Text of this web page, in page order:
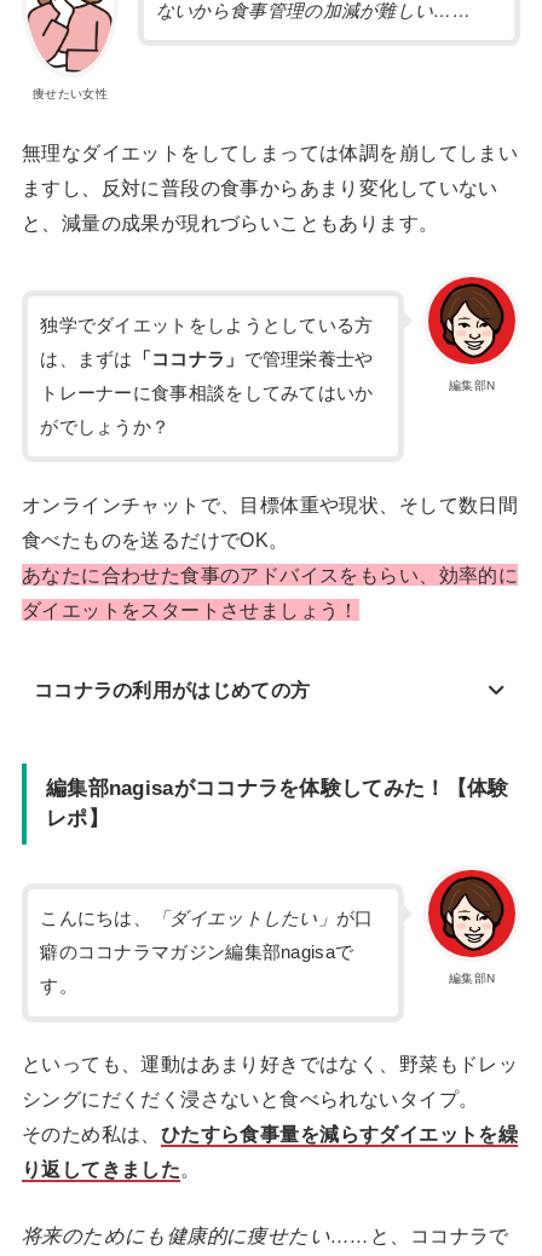
痩せたい女性
ないから食事管理の加減が難しい……
無理なダイエットをしてしまっては体調を崩してしまい
ますし、反対に普段の食事からあまり変化していない
と、減量の成果が現れづらいこともあります。
編集部N
独学でダイエットをしようとしている方
は、まずは
「ココナラ」 で管理栄養士や
トレーナーに食事相談をしてみてはいか
がでしょうか？
オンラインチャットで、目標体重や現状、そして数日間
食べたものを送るだけでOK。
あなたに合わせた食事のアドバイスをもらい、効率的に
ダイエットをスタートさせましょう！
ココナラの利用がはじめての方
編集部nagisaがココナラを体験してみた！【体験
レポ】
編集部N
こんにちは、 「ダイエットしたい」 が口
癖のココナラマガジン編集部nagisaで
す。
といっても、運動はあまり好きではなく、野菜もドレッ
シングにだくだく浸さないと食べられないタイプ。
そのため私は、 ひたすら食事量を減らすダイエットを繰
り返してきました。
将来のためにも健康的に痩せたい…… と、ココナラで